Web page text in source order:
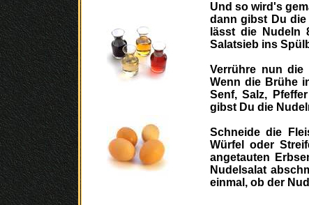
Und so wird's
dann gibst Du die
lässt die Nudeln
Salatsieb ins
Verrühre nun die
Wenn die Brühe
Senf, Salz,
gibst Du die
Schneide die
Würfel oder
angetauten
Nudelsalat
einmal, ob der